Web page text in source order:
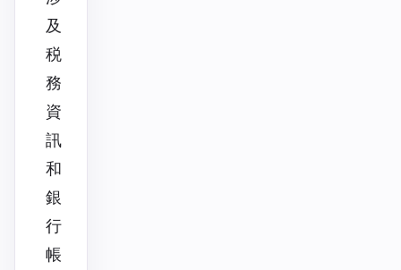
及
税
務
資
訊
和
銀
行
帳